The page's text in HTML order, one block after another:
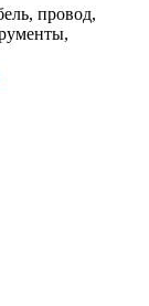
провод,